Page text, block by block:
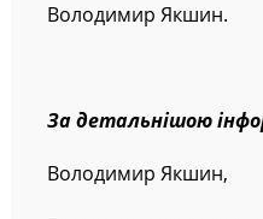
Володимир Якшин.
За детальнішою
Володимир Якшин,